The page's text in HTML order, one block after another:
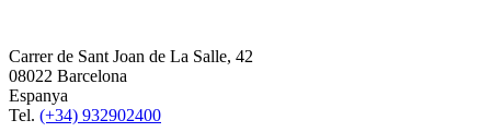
Carrer de Sant Joan de La Salle, 42
08022 Barcelona
Espanya
Tel. (+34) 932902400